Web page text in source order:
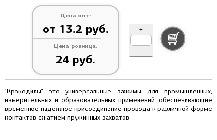
Цена опт:
от 13.2 руб.
Цена розница:
24 руб.
+
-
"Крокодилы" это универсальные зажимы для промышленных,
измерительных и образовательных применений, обеспечивающие
временное надежное присоединение провода к различной форме
контактов сжатием пружинных захватов.